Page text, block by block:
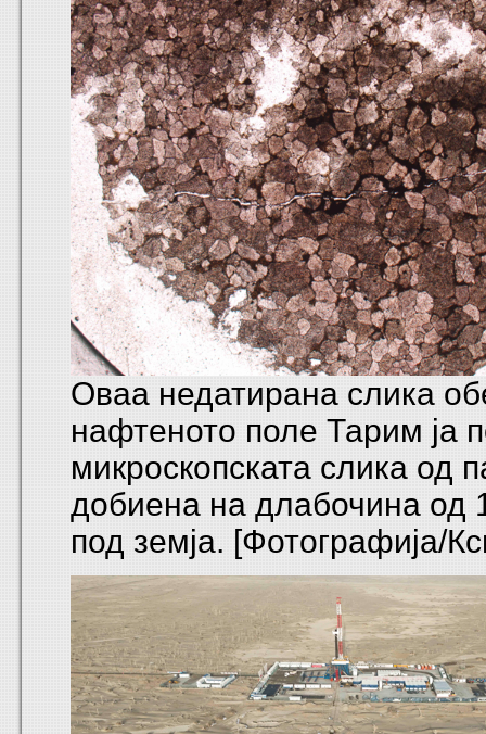
Оваа недатирана слика
нафтеното поле Тарим ја
микроскопската слика од
добиена на длабочина од
под земја. [Фотографија/